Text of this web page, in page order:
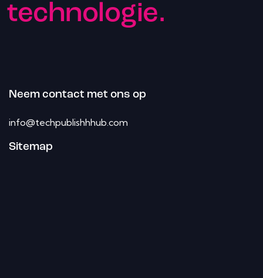
technologie.
Neem contact met ons op
info@techpublishhhub.com
Sitemap